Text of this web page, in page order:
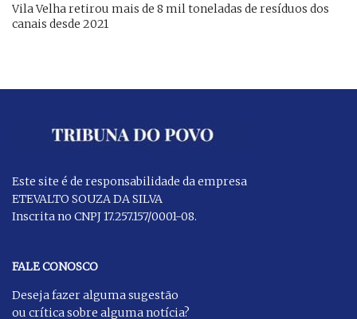
​Vila Velha retirou mais de 8 mil toneladas de resíduos dos
canais desde 2021
Este site é de responsabilidade da empresa
ETEVALTO SOUZA DA SILVA
Inscrita no CNPJ 17.257.157/0001-08.
FALE CONOSCO
Deseja fazer alguma sugestão
ou crítica sobre alguma notícia?